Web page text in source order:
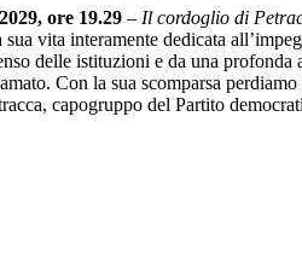
ore 19.29 – Il cordoglio di
vita interamente dedicata
delle istituzioni e da una
Con la sua scomparsa
capogruppo del Partito